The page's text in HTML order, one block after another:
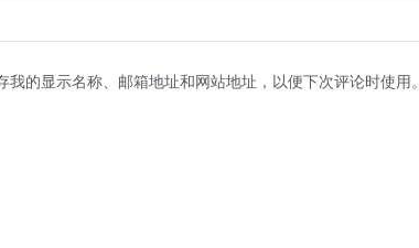
我的显示名称、邮箱地址和网站地址，以便下次评论时使用。